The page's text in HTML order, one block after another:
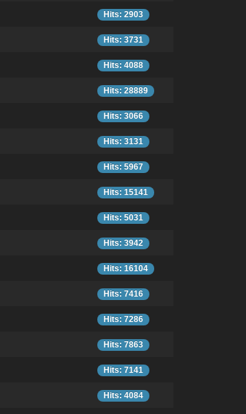
Hits: 2903
Hits: 3731
Hits: 4088
Hits: 28889
Hits: 3066
Hits: 3131
Hits: 5967
Hits: 15141
Hits: 5031
Hits: 3942
Hits: 16104
Hits: 7416
Hits: 7286
Hits: 7863
Hits: 7141
Hits: 4084